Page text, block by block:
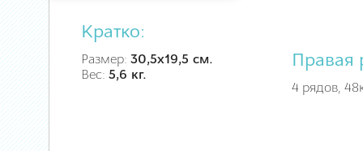
Кратко:
Размер: 30,5х19,5 см.
Вес: 5,6 кг.
Правая
4 рядов,